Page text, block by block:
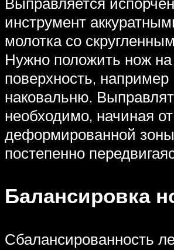
инструмент
молотка со
Нужно положить нож на
поверхность, например
наковальню.
необходимо, начиная
деформированной
постепенно
Балансировка
Сбалансированность